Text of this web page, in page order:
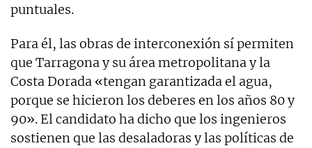
puntuales.
Para él, las obras de interconexión sí permiten
que Tarragona y su área metropolitana y la
Costa Dorada «tengan garantizada el agua,
porque se hicieron los deberes en los años 80 y
90». El candidato ha dicho que los ingenieros
sostienen que las desaladoras y las políticas de